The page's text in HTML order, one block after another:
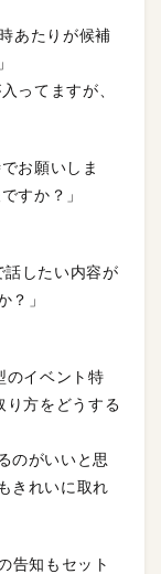
あたりが候補
ってますが、
お願いしま
すか？」
話したい内容が
？」
のイベント特
り方をどうする
のがいいと思
きれいに取れ
告知もセット